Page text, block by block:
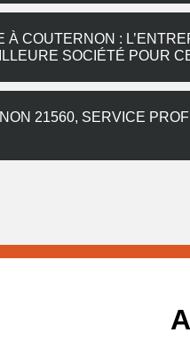
À COUTERNON :
SOCIÉTÉ POUR
21560, SERVICE